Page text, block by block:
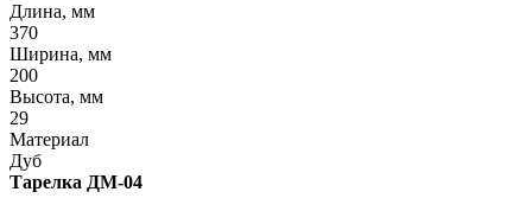
Длина, мм
370
Ширина, мм
200
Высота, мм
29
Материал
Дуб
Тарелка ДМ-04